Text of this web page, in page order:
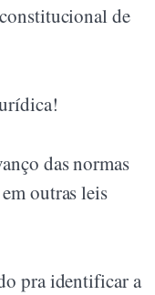
de
das normas
outras leis
pra identificar a